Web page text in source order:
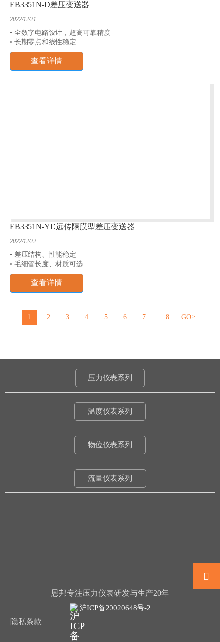
EB3351N-D差压变送器
2022/12/21
• 全数字电路设计，超高可靠精度
• 长期零点和线性稳定
• 可以实现全国产化
• 防雷击，防射频干扰
• 测量范围：0~1.6kPa~20MPa
查看详情
EB3351N-YD远传隔膜型差压变送器
2022/12/22
• 差压结构、性能稳定
• 毛细管长度、材质可选
• 多种隔离膜片可选
• 多种填充液可选
• 测量范围：0~40kPa~10MPa
查看详情
1 2 3 4 5 6 7 8 GO>
压力仪表系列
温度仪表系列
物位仪表系列
流量仪表系列
恩邦专注压力仪表研发与生产20年
沪ICP备20020648号-2
隐私条款
